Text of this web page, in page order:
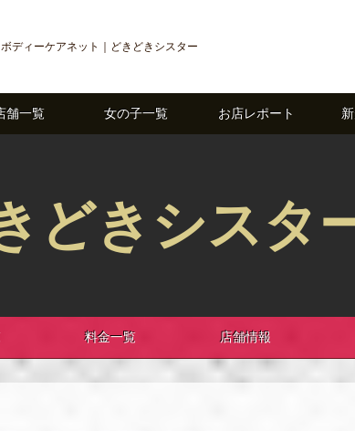
ディーケアネット｜どきどきシスター
舗一覧 女の子一覧 お店レポート
どきシスタ
料金一覧 店舗情報